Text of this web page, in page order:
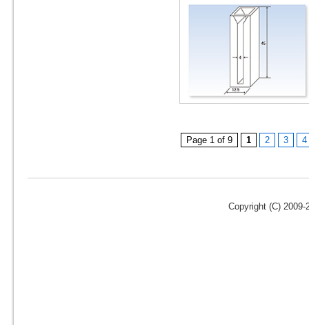
Page 1 of 9 1 2 3 4
Copyright (C)